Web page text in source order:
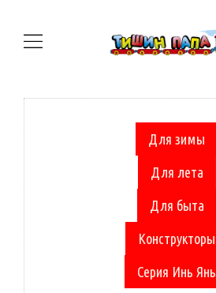
Для зимы
Для лета
Для быта
Конструкторы
Серия Инь Янь